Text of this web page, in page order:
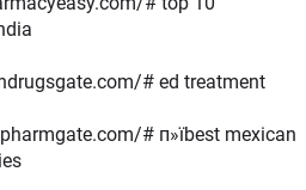
# ed treatment
# п»їbest mexican